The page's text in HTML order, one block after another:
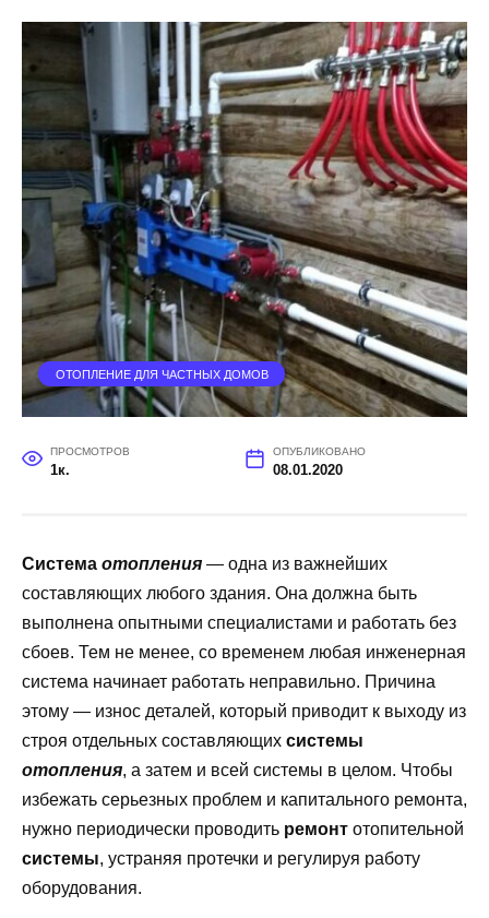
ОТОПЛЕНИЕ ДЛЯ ЧАСТНЫХ ДОМОВ
ПРОСМОТРОВ
1к.
ОПУБЛИКОВАНО
08.01.2020
Система отопления — одна из важнейших
составляющих любого здания. Она должна быть
выполнена опытными специалистами и работать без
сбоев. Тем не менее, со временем любая инженерная
система начинает работать неправильно. Причина
этому — износ деталей, который приводит к выходу из
строя отдельных составляющих системы
отопления, а затем и всей системы в целом. Чтобы
избежать серьезных проблем и капитального ремонта,
нужно периодически проводить ремонт отопительной
системы, устраняя протечки и регулируя работу
оборудования.